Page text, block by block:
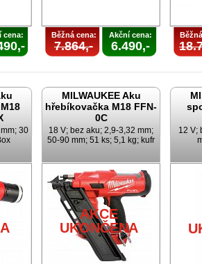
cena: Běžná cena:
7.864,-
Akční cena:
6.490,-
30
MILWAUKEE Aku
hřebíkovačka M18 FFN-
0C
18 V; bez aku; 2,9-3,32 mm;
50-90 mm; 51 ks; 5,1 kg; kufr
AKCE
UKONČENA
12 V;